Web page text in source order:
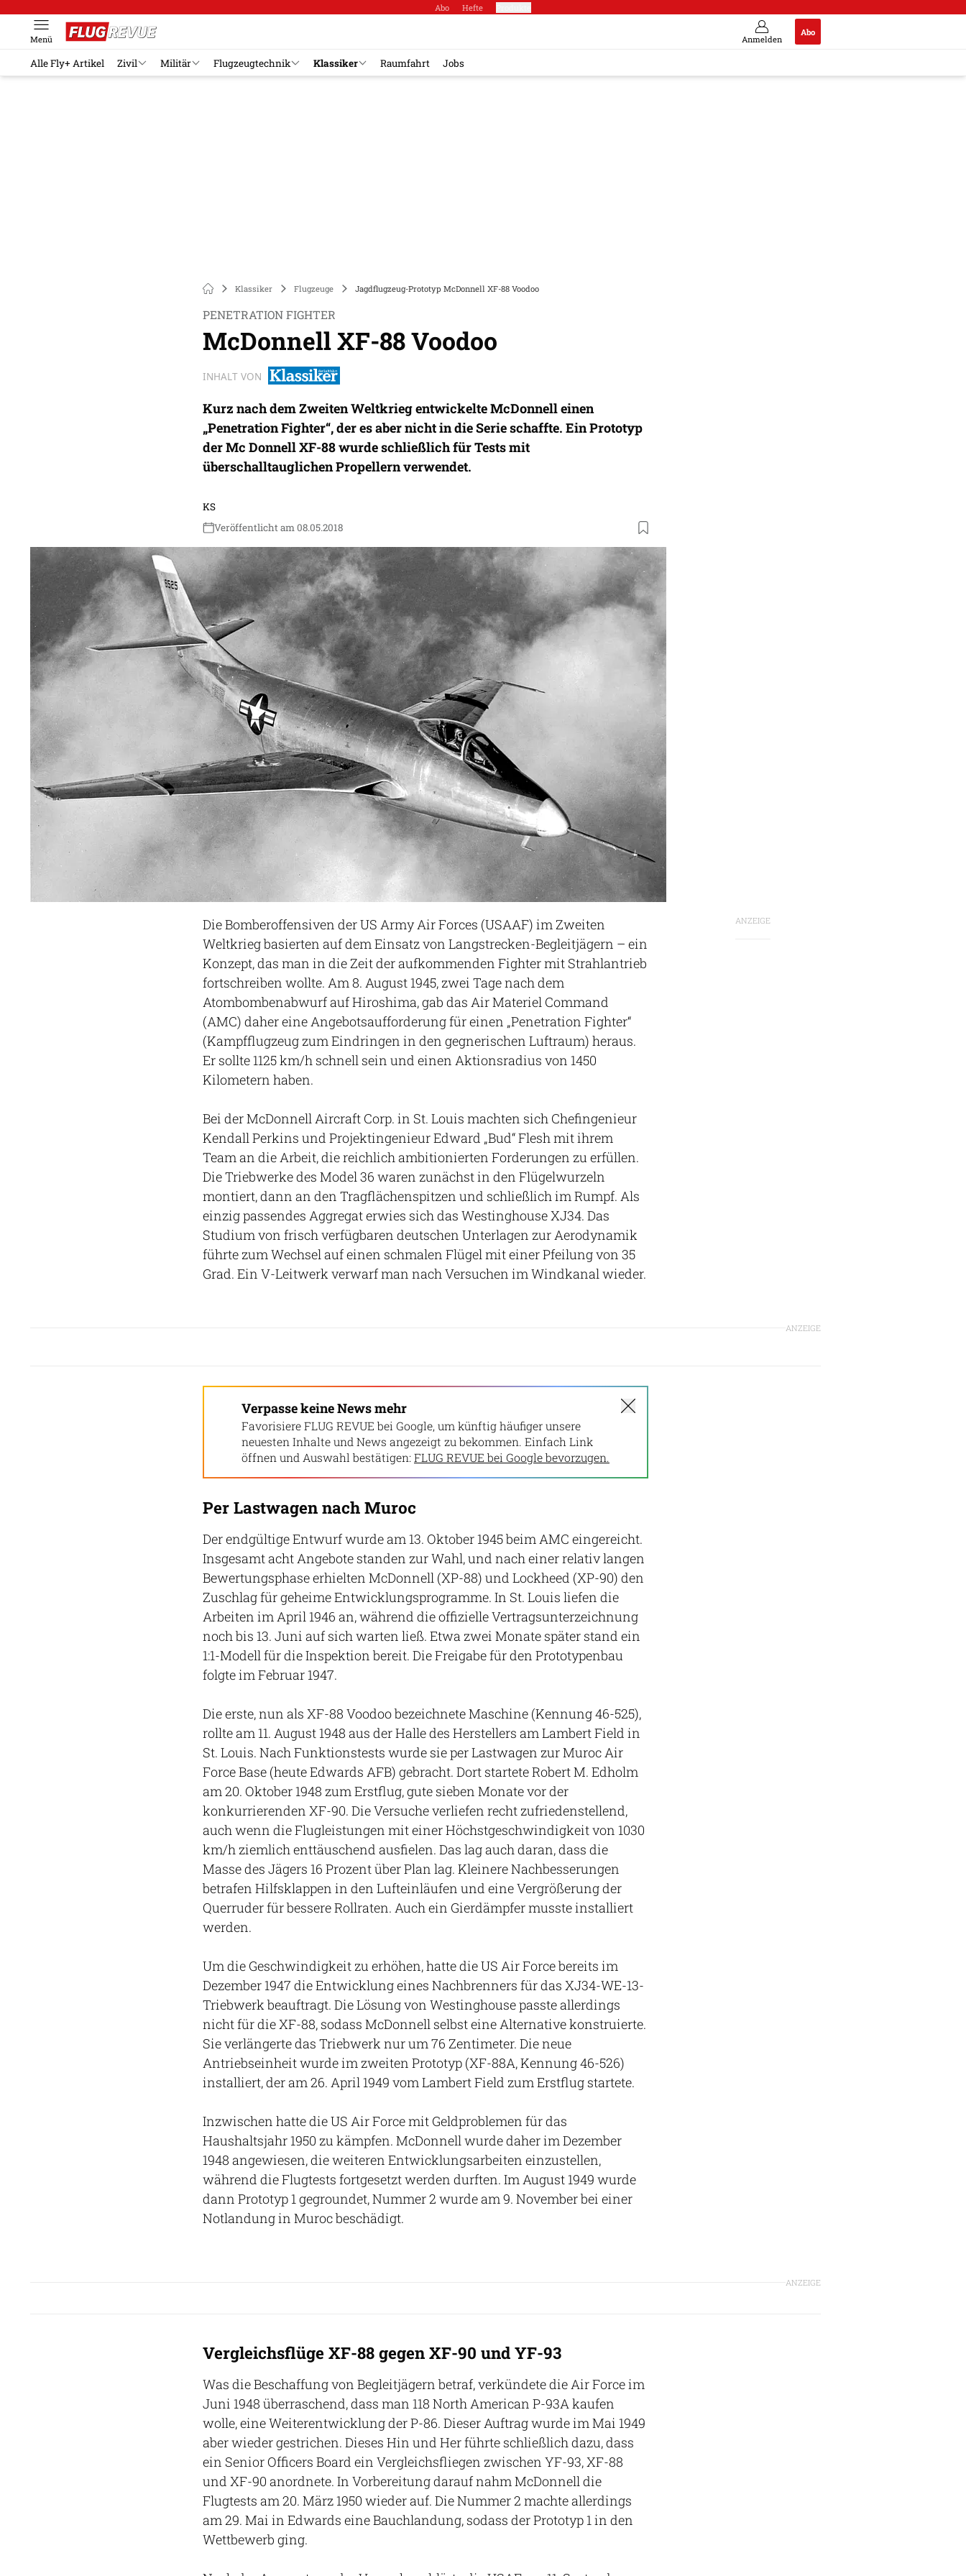
Abo Hefte
Anmelden
Abo
Menü
Alle Fly+ Artikel Zivil Militär Flugzeugtechnik Klassiker Raumfahrt Jobs
Klassiker Flugzeuge Jagdflugzeug-Prototyp McDonnell XF-88 Voodoo
PENETRATION FIGHTER
McDonnell XF-88 Voodoo
INHALT VON
Kurz nach dem Zweiten Weltkrieg entwickelte McDonnell einen
„Penetration Fighter“, der es aber nicht in die Serie schaffte. Ein Prototyp
der Mc Donnell XF-88 wurde schließlich für Tests mit
überschalltauglichen Propellern verwendet.
KS
Veröffentlicht am 08.05.2018
ANZEIGE
Die Bomberoffensiven der US Army Air Forces (USAAF) im Zweiten
Weltkrieg basierten auf dem Einsatz von Langstrecken-Begleitjägern – ein
Konzept, das man in die Zeit der aufkommenden Fighter mit Strahlantrieb
fortschreiben wollte. Am 8. August 1945, zwei Tage nach dem
Atombombenabwurf auf Hiroshima, gab das Air Materiel Command
(AMC) daher eine Angebotsaufforderung für einen „Penetration Fighter“
(Kampfflugzeug zum Eindringen in den gegnerischen Luftraum) heraus.
Er sollte 1125 km/h schnell sein und einen Aktionsradius von 1450
Kilometern haben.
Bei der McDonnell Aircraft Corp. in St. Louis machten sich Chefingenieur
Kendall Perkins und Projektingenieur Edward „Bud“ Flesh mit ihrem
Team an die Arbeit, die reichlich ambitionierten Forderungen zu erfüllen.
Die Triebwerke des Model 36 waren zunächst in den Flügelwurzeln
montiert, dann an den Tragflächenspitzen und schließlich im Rumpf. Als
einzig passendes Aggregat erwies sich das Westinghouse XJ34. Das
Studium von frisch verfügbaren deutschen Unterlagen zur Aerodynamik
führte zum Wechsel auf einen schmalen Flügel mit einer Pfeilung von 35
Grad. Ein V-Leitwerk verwarf man nach Versuchen im Windkanal wieder.
ANZEIGE
Verpasse keine News mehr
Favorisiere FLUG REVUE bei Google, um künftig häufiger unsere
neuesten Inhalte und News angezeigt zu bekommen. Einfach Link
öffnen und Auswahl bestätigen: FLUG REVUE bei Google bevorzugen.
Per Lastwagen nach Muroc
Der endgültige Entwurf wurde am 13. Oktober 1945 beim AMC eingereicht.
Insgesamt acht Angebote standen zur Wahl, und nach einer relativ langen
Bewertungsphase erhielten McDonnell (XP-88) und Lockheed (XP-90) den
Zuschlag für geheime Entwicklungsprogramme. In St. Louis liefen die
Arbeiten im April 1946 an, während die offizielle Vertragsunterzeichnung
noch bis 13. Juni auf sich warten ließ. Etwa zwei Monate später stand ein
1:1-Modell für die Inspektion bereit. Die Freigabe für den Prototypenbau
folgte im Februar 1947.
Die erste, nun als XF-88 Voodoo bezeichnete Maschine (Kennung 46-525),
rollte am 11. August 1948 aus der Halle des Herstellers am Lambert Field in
St. Louis. Nach Funktionstests wurde sie per Lastwagen zur Muroc Air
Force Base (heute Edwards AFB) gebracht. Dort startete Robert M. Edholm
am 20. Oktober 1948 zum Erstflug, gute sieben Monate vor der
konkurrierenden XF-90. Die Versuche verliefen recht zufriedenstellend,
auch wenn die Flugleistungen mit einer Höchstgeschwindigkeit von 1030
km/h ziemlich enttäuschend ausfielen. Das lag auch daran, dass die
Masse des Jägers 16 Prozent über Plan lag. Kleinere Nachbesserungen
betrafen Hilfsklappen in den Lufteinläufen und eine Vergrößerung der
Querruder für bessere Rollraten. Auch ein Gierdämpfer musste installiert
werden.
Um die Geschwindigkeit zu erhöhen, hatte die US Air Force bereits im
Dezember 1947 die Entwicklung eines Nachbrenners für das XJ34-WE-13-
Triebwerk beauftragt. Die Lösung von Westinghouse passte allerdings
nicht für die XF-88, sodass McDonnell selbst eine Alternative konstruierte.
Sie verlängerte das Triebwerk nur um 76 Zentimeter. Die neue
Antriebseinheit wurde im zweiten Prototyp (XF-88A, Kennung 46-526)
installiert, der am 26. April 1949 vom Lambert Field zum Erstflug startete.
Inzwischen hatte die US Air Force mit Geldproblemen für das
Haushaltsjahr 1950 zu kämpfen. McDonnell wurde daher im Dezember
1948 angewiesen, die weiteren Entwicklungsarbeiten einzustellen,
während die Flugtests fortgesetzt werden durften. Im August 1949 wurde
dann Prototyp 1 gegroundet, Nummer 2 wurde am 9. November bei einer
Notlandung in Muroc beschädigt.
ANZEIGE
Vergleichsflüge XF-88 gegen XF-90 und YF-93
Was die Beschaffung von Begleitjägern betraf, verkündete die Air Force im
Juni 1948 überraschend, dass man 118 North American P-93A kaufen
wolle, eine Weiterentwicklung der P-86. Dieser Auftrag wurde im Mai 1949
aber wieder gestrichen. Dieses Hin und Her führte schließlich dazu, dass
ein Senior Officers Board ein Vergleichsfliegen zwischen YF-93, XF-88
und XF-90 anordnete. In Vorbereitung darauf nahm McDonnell die
Flugtests am 20. März 1950 wieder auf. Die Nummer 2 machte allerdings
am 29. Mai in Edwards eine Bauchlandung, sodass der Prototyp 1 in den
Wettbewerb ging.